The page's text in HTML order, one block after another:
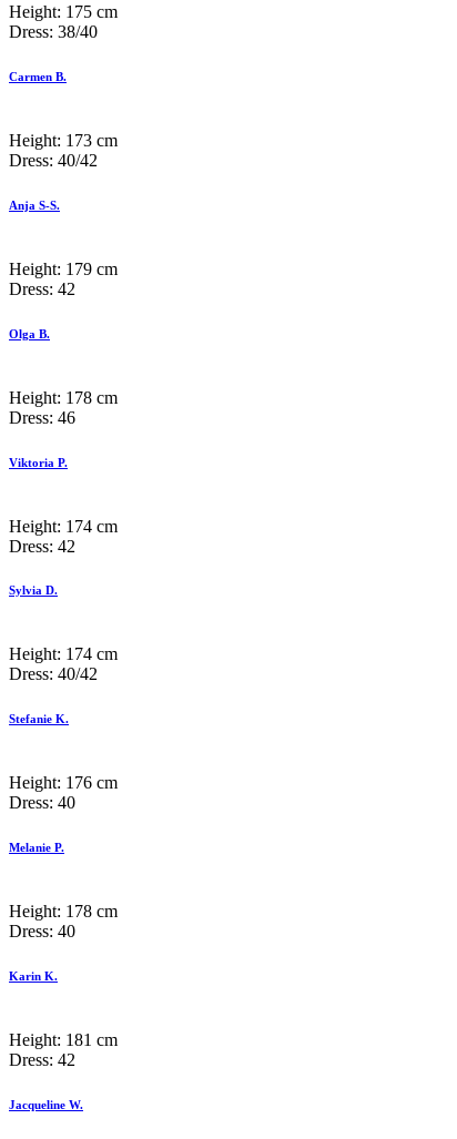
Height: 175 cm
Dress: 38/40
Carmen B.
Height: 173 cm
Dress: 40/42
Anja S-S.
Height: 179 cm
Dress: 42
Olga B.
Height: 178 cm
Dress: 46
Viktoria P.
Height: 174 cm
Dress: 42
Sylvia D.
Height: 174 cm
Dress: 40/42
Stefanie K.
Height: 176 cm
Dress: 40
Melanie P.
Height: 178 cm
Dress: 40
Karin K.
Height: 181 cm
Dress: 42
Jacqueline W.